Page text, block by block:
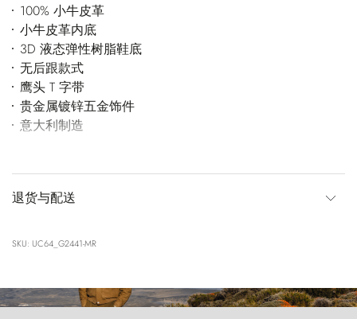
100% 小牛皮革
小牛皮革内底
3D 液态弹性树脂鞋底
无后跟款式
鹰头 T 字带
贵金属镀锌五金饰件
意大利制造
退货与配送
SKU: UC64_G2441-MR